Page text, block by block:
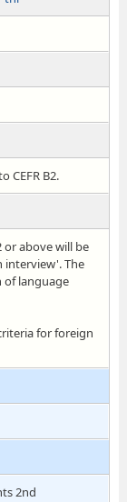
CEFR B2.
or above will be
interview'. The
of language
for foreign
2nd